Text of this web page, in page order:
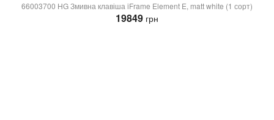
66003700 HG Змивна клавіша iFrame Element E, matt white (1 сорт)
19849 грн